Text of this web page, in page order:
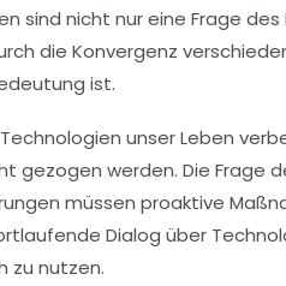
sind nicht nur eine Frage
die Konvergenz
ist.
unser Leben
gezogen werden. Die Frage
müssen proaktive
Dialog über
zu nutzen.